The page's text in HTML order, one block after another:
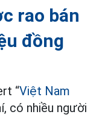
rao bán
đồng
“Việt Nam
có nhiều người